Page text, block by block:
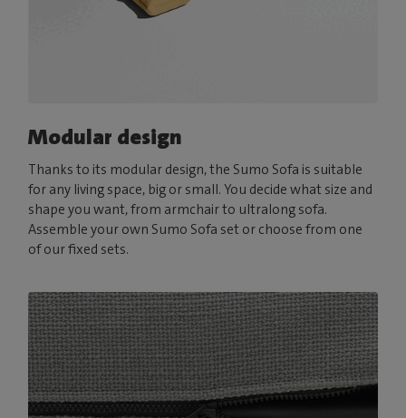
Modular design
Thanks to its modular design, the Sumo Sofa is suitable
for any living space, big or small. You decide what size and
shape you want, from armchair to ultralong sofa.
Assemble your own Sumo Sofa set or choose from one
of our fixed sets.